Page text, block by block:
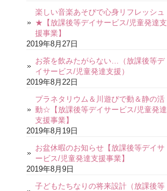
楽しい音楽あそびで心身リフレッシュ
★【放課後等デイサービス/児童発達支
援事業】
2019年8月27日
お茶を飲みたがらない…（放課後等デ
イサービス/児童発達支援）
2019年8月22日
プラネタリウム＆川遊びで動＆静の活
動☆【放課後等デイサービス/児童発達
支援事業】
2019年8月19日
お盆休暇のお知らせ【放課後等デイサ
ービス/児童発達支援事業】
2019年8月9日
子どもたちなりの将来設計（放課後等